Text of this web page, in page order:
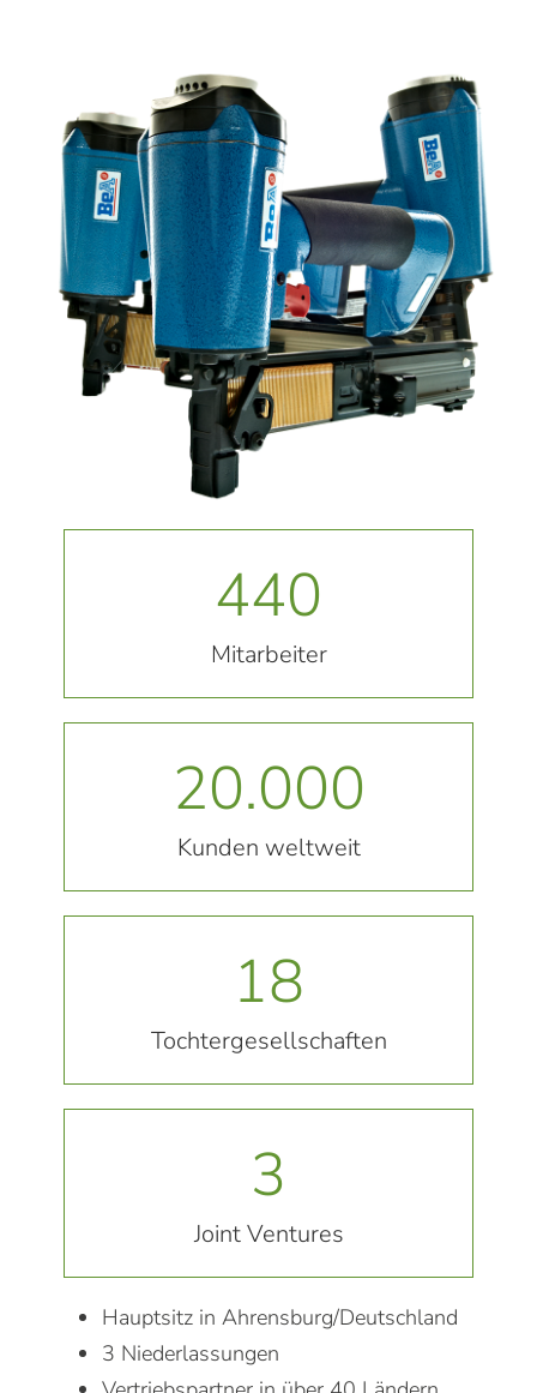
440
Mitarbeiter
20.000
Kunden weltweit
18
Tochtergesellschaften
3
Joint Ventures
Hauptsitz in Ahrensburg/Deutschland
3 Niederlassungen